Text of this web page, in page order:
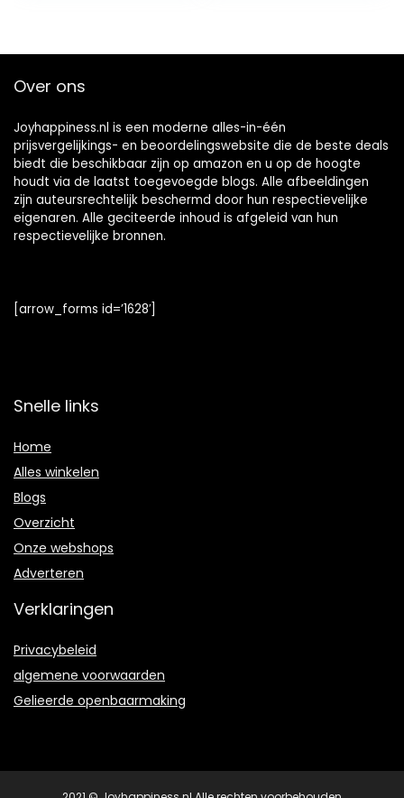
Over ons
Joyhappiness.nl is een moderne alles-in-één
prijsvergelijkings- en beoordelingswebsite die de beste deals
biedt die beschikbaar zijn op amazon en u op de hoogte
houdt via de laatst toegevoegde blogs. Alle afbeeldingen
zijn auteursrechtelijk beschermd door hun respectievelijke
eigenaren. Alle geciteerde inhoud is afgeleid van hun
respectievelijke bronnen.
[arrow_forms id=’1628′]
Snelle links
Home
Alles winkelen
Blogs
Overzicht
Onze webshops
Adverteren
Verklaringen
Privacybeleid
algemene voorwaarden
Gelieerde openbaarmaking